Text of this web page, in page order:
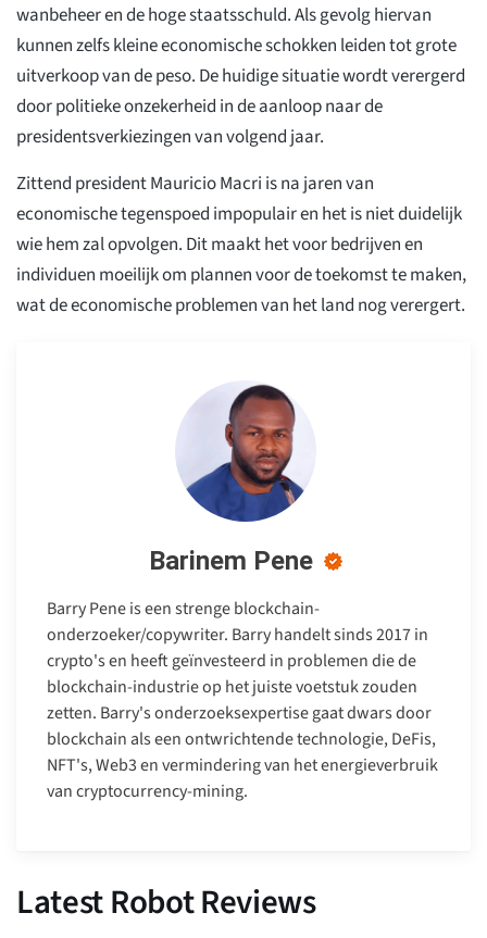
wanbeheer en de hoge staatsschuld. Als gevolg hiervan
kunnen zelfs kleine economische schokken leiden tot grote
uitverkoop van de peso. De huidige situatie wordt verergerd
door politieke onzekerheid in de aanloop naar de
presidentsverkiezingen van volgend jaar.
Zittend president Mauricio Macri is na jaren van
economische tegenspoed impopulair en het is niet duidelijk
wie hem zal opvolgen. Dit maakt het voor bedrijven en
individuen moeilijk om plannen voor de toekomst te maken,
wat de economische problemen van het land nog verergert.
Barinem Pene
Barry Pene is een strenge blockchain-
onderzoeker/copywriter. Barry handelt sinds 2017 in
crypto's en heeft geïnvesteerd in problemen die de
blockchain-industrie op het juiste voetstuk zouden
zetten. Barry's onderzoeksexpertise gaat dwars door
blockchain als een ontwrichtende technologie, DeFis,
NFT's, Web3 en vermindering van het energieverbruik
van cryptocurrency-mining.
Latest Robot Reviews